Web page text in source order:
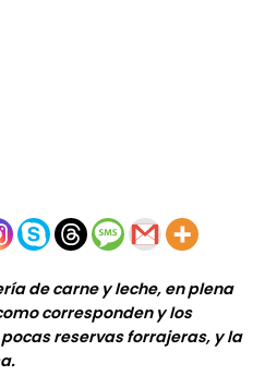
de carne y leche, en plena
corresponden y los
reservas forrajeras, y la